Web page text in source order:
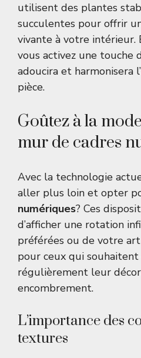
utilisent des plantes
succulentes pour offrir
vivante à votre intérieur.
vous activez une touche
adoucira et harmonisera
pièce.
Goûtez à la
mur de cadres
Avec la technologie
aller plus loin et opter
numériques? Ces
d’afficher une rotation
préférées ou de votre
pour ceux qui souhaitent
régulièrement leur
encombrement.
L’importance des
textures